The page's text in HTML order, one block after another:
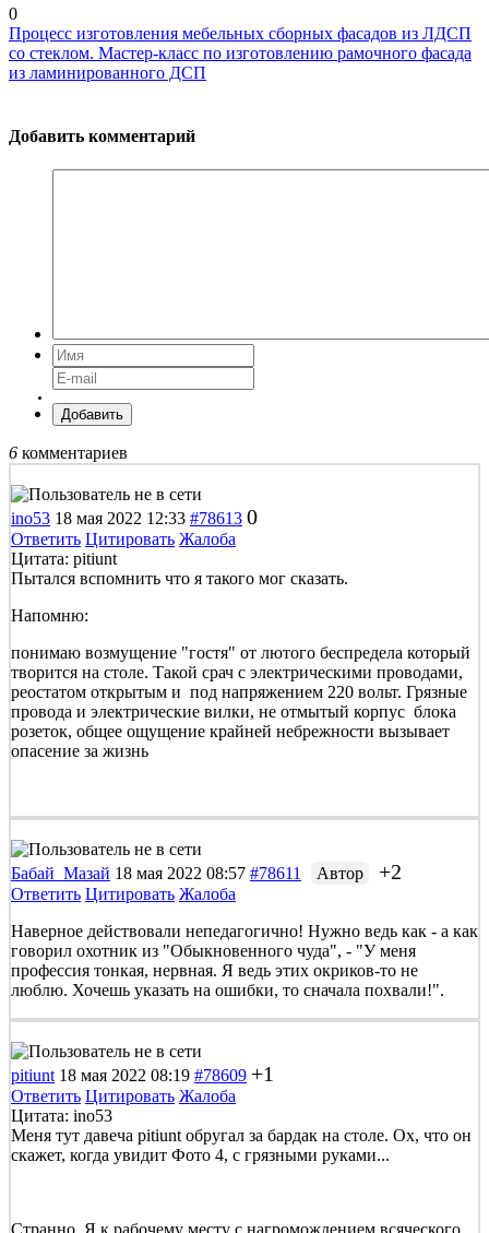
0
Процесс изготовления мебельных сборных фасадов из ЛДСП
со стеклом. Мастер-класс по изготовлению рамочного фасада
из ламинированного ДСП
Добавить комментарий
Добавить
6 комментариев
ino53 18 мая 2022 12:33 #78613 0
Ответить Цитировать Жалоба
Цитата: pitiunt
Пытался вспомнить что я такого мог сказать.
Напомню:
понимаю возмущение "гостя" от лютого беспредела который
творится на столе. Такой срач с электрическими проводами,
реостатом открытым и под напряжением 220 вольт. Грязные
провода и электрические вилки, не отмытый корпус блока
розеток, общее ощущение крайней небрежности вызывает
опасение за жизнь
Бабай_Мазай 18 мая 2022 08:57 #78611 Автор +2
Ответить Цитировать Жалоба
Наверное действовали непедагогично! Нужно ведь как - а как
говорил охотник из "Обыкновенного чуда", - "У меня
профессия тонкая, нервная. Я ведь этих окриков-то не
люблю. Хочешь указать на ошибки, то сначала похвали!".
pitiunt 18 мая 2022 08:19 #78609 +1
Ответить Цитировать Жалоба
Цитата: ino53
Меня тут давеча pitiunt обругал за бардак на столе. Ох, что он
скажет, когда увидит Фото 4, с грязными руками...
Странно. Я к рабочему месту с нагромождением всяческого